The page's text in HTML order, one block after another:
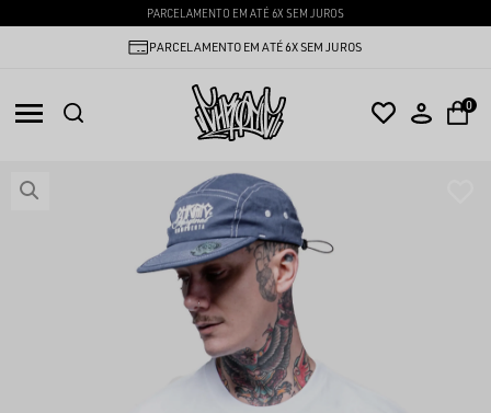
PEDIDO MÍNIMO 24 PEÇAS
PARCELAMENTO EM ATÉ 6X SEM JUROS
0